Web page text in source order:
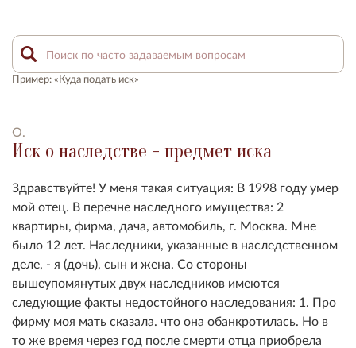
Пример: «Куда подать иск»
О.
Иск о наследстве - предмет иска
Здравствуйте! У меня такая ситуация: В 1998 году умер
мой отец. В перечне наследного имущества: 2
квартиры, фирма, дача, автомобиль, г. Москва. Мне
было 12 лет. Наследники, указанные в наследственном
деле, - я (дочь), сын и жена. Со стороны
вышеупомянутых двух наследников имеются
следующие факты недостойного наследования: 1. Про
фирму моя мать сказала. что она обанкротилась. Но в
то же время через год после смерти отца приобрела